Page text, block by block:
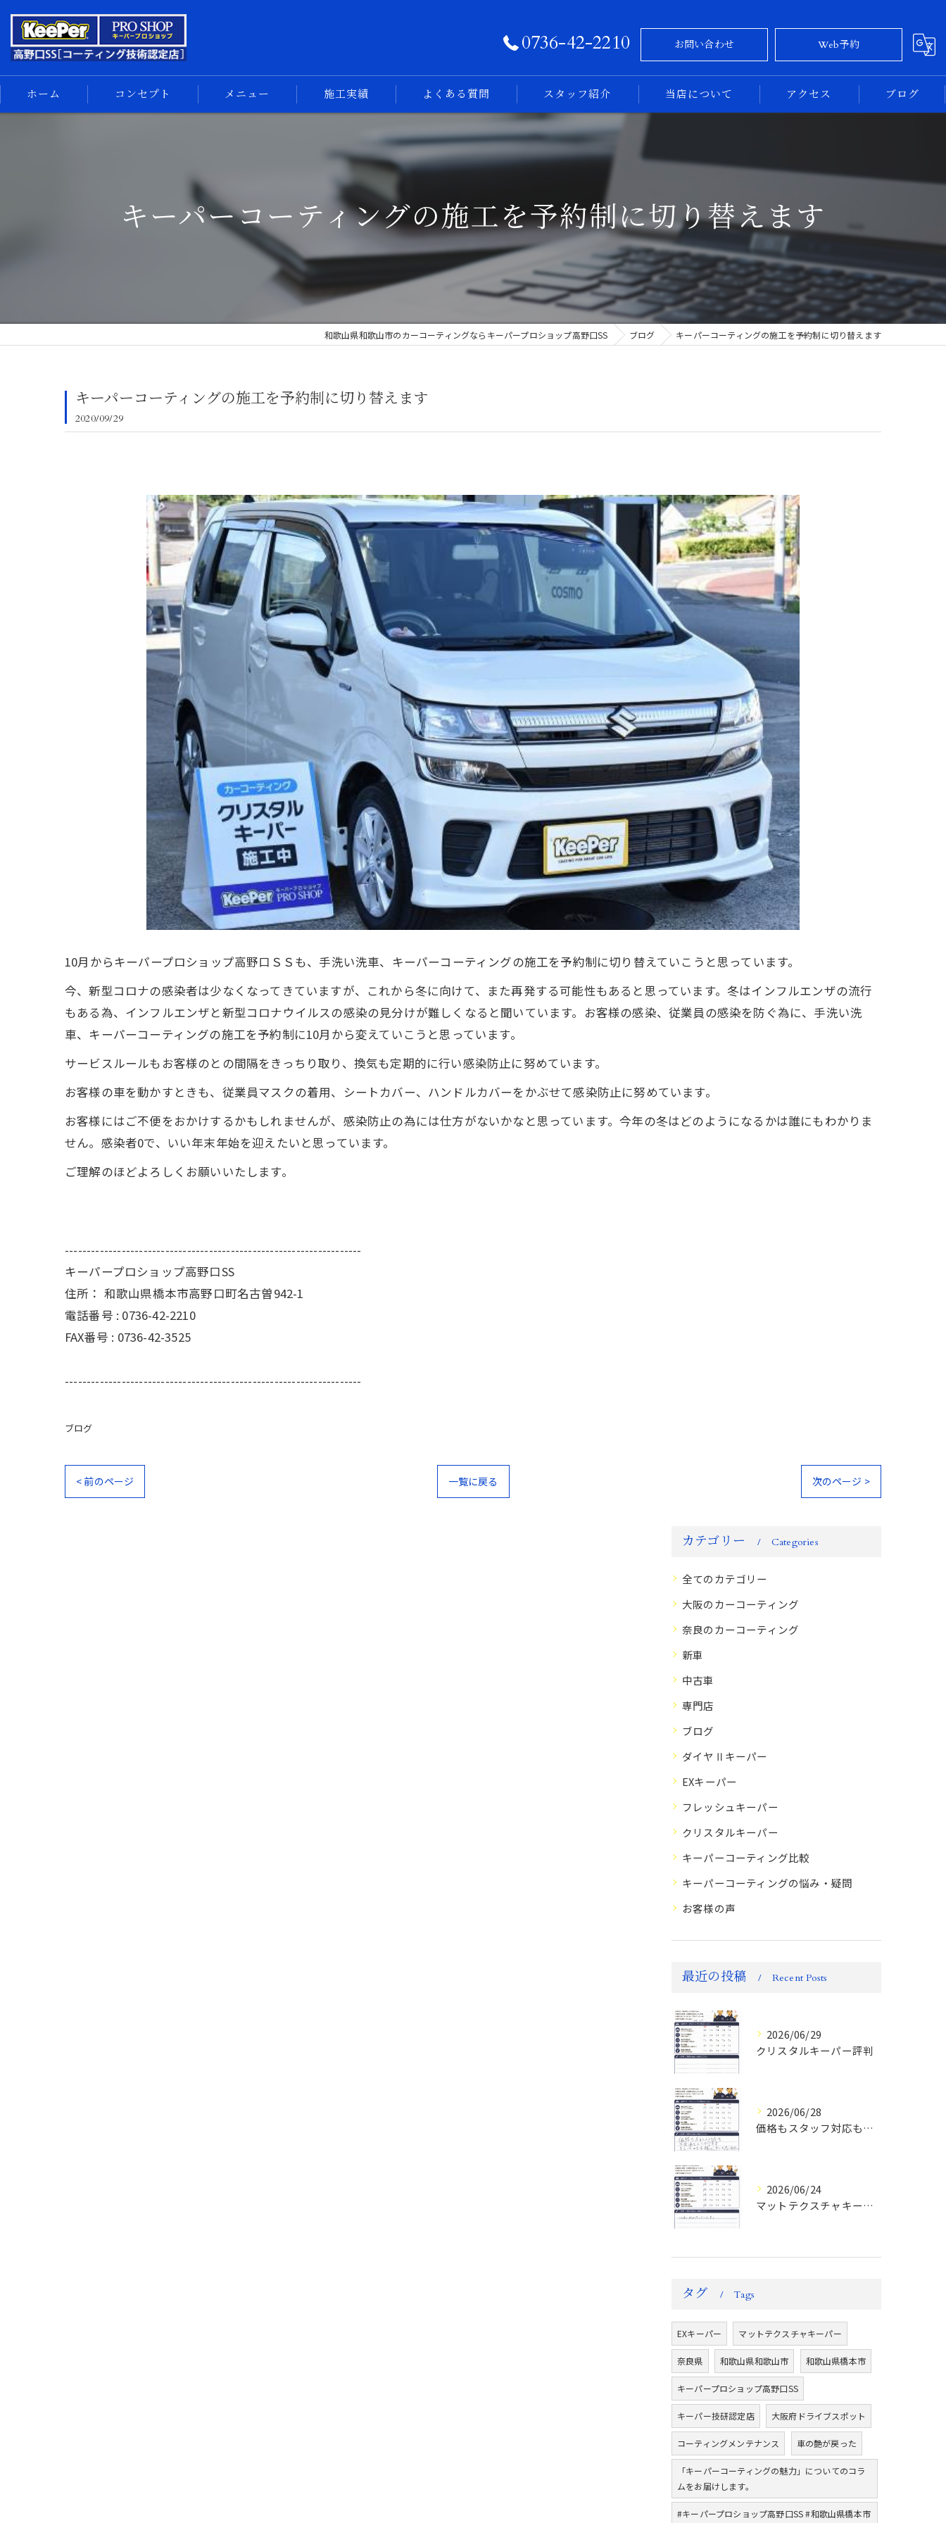
0736-42-2210 お問い合わせ Web予約
ホーム コンセプト メニュー
車内清掃
サイドメニュー
施工実績 よくある質問 スタッフ紹介 当店について
新車
中古車
専門店
アクセス ブログ
キーパーコーティングの施工を予約制に切り替えます
和歌山県和歌山市のカーコーティングならキーパープロショップ高野口SS ブログ キーパーコーティングの施工を予約制に切り替えます
キーパーコーティングの施工を予約制に切り替えます
2020/09/29
10月からキーパープロショップ高野口ＳＳも、手洗い洗車、キーパーコーティングの施工を予約制に切り替えていこうと思っています。
今、新型コロナの感染者は少なくなってきていますが、これから冬に向けて、また再発する可能性もあると思っています。冬はインフルエンザの流行
もある為、インフルエンザと新型コロナウイルスの感染の見分けが難しくなると聞いています。お客様の感染、従業員の感染を防ぐ為に、手洗い洗
車、キーパーコーティングの施工を予約制に10月から変えていこうと思っています。
サービスルールもお客様のとの間隔をきっちり取り、換気も定期的に行い感染防止に努めています。
お客様の車を動かすときも、従業員マスクの着用、シートカバー、ハンドルカバーをかぶせて感染防止に努めています。
お客様にはご不便をおかけするかもしれませんが、感染防止の為には仕方がないかなと思っています。今年の冬はどのようになるかは誰にもわかりま
せん。感染者0で、いい年末年始を迎えたいと思っています。
ご理解のほどよろしくお願いいたします。
--------------------------------------------------------------------
キーパープロショップ高野口SS
住所： 和歌山県橋本市高野口町名古曽942-1
電話番号 : 0736-42-2210
FAX番号 : 0736-42-3525
--------------------------------------------------------------------
ブログ
< 前のページ 一覧に戻る 次のページ >
カテゴリー Categories
全てのカテゴリー
大阪のカーコーティング
奈良のカーコーティング
新車
中古車
専門店
ブログ
ダイヤⅡキーパー
EXキーパー
フレッシュキーパー
クリスタルキーパー
キーパーコーティング比較
キーパーコーティングの悩み・疑問
お客様の声
最近の投稿 Recent Posts
2026/06/29
クリスタルキーパー評判
2026/06/28
価格もスタッフ対応も大変満足！ランドクルーザーFJお客様の声
2026/06/24
マットテクスチャキーパー施工後のお客様の声
タグ Tags
EXキーパー マットテクスチャキーパー
奈良県 和歌山県和歌山市 和歌山県橋本市
キーパープロショップ高野口SS
キーパー技研認定店 大阪府ドライブスポット
コーティングメンテナンス 車の艶が戻った
「キーパーコーティングの魅力」についてのコラ
ムをお届けします。
#キーパープロショップ高野口SS #和歌山県橋本市